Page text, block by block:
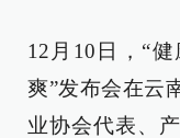
12月10日，“
爽”发布会在云
业协会代表、